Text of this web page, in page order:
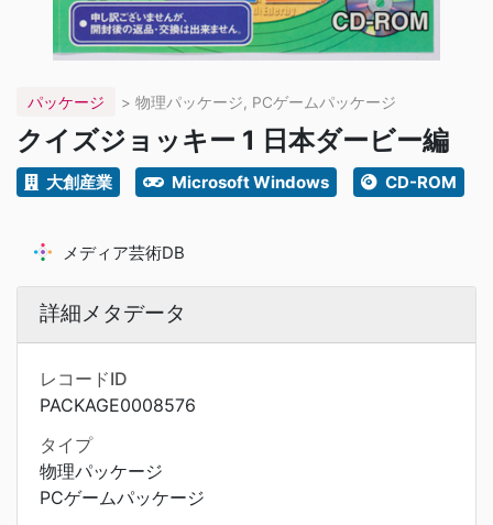
パッケージ > 物理パッケージ, PCゲームパッケージ
クイズジョッキー 1 日本ダービー編
大創産業 Microsoft Windows CD-ROM
メディア芸術DB
詳細メタデータ
レコードID
PACKAGE0008576
タイプ
物理パッケージ
PCゲームパッケージ